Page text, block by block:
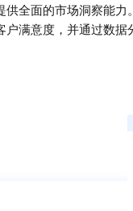
全面的市场洞察能力
满意度，并通过数据